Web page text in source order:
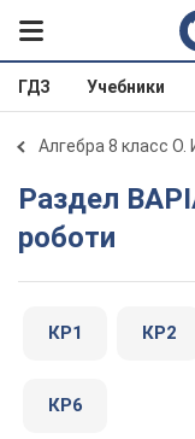
ГДЗ Учебники
Алгебра 8 класс О.
Раздел ВАРІАНТ 2. Контрольні
роботи
КР1 КР2
КР6